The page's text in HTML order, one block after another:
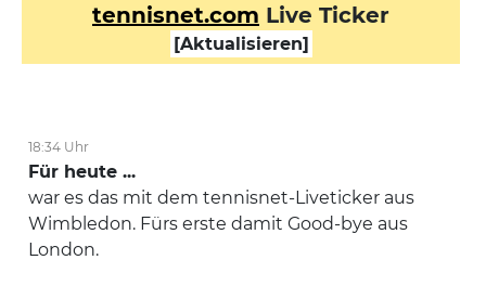
Viertelfinale: Das Spiel zwischen Taylor Fritz und Alexander
Erster Aufschlag
Gestartet
tennisnet.com Live Ticker
[Aktualisieren]
18:34 Uhr
Für heute ...
war es das mit dem tennisnet-Liveticker aus
Wimbledon. Fürs erste damit Good-bye aus
London.